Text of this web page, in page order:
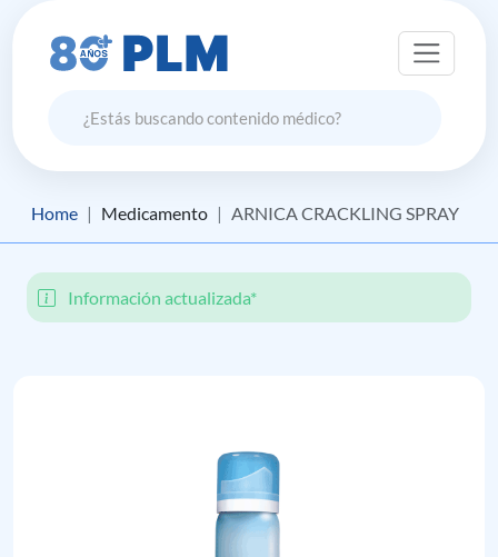
Home Medicamento ARNICA CRACKLING SPRAY
Información actualizada*